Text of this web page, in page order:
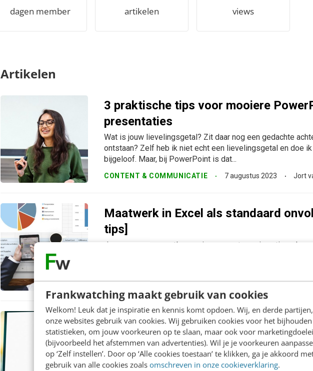
Frankwatching maakt gebruik van cookies
Welkom! Leuk dat je inspiratie en kennis komt opdoen. Wij, en derde
onze websites gebruik van cookies. Wij gebruiken cookies voor het
statistieken, om jouw voorkeuren op te slaan, maar ook voor
(bijvoorbeeld het afstemmen van advertenties). Wil je je voorkeuren
op ‘Zelf instellen’. Door op ‘Alle cookies toestaan’ te klikken, ga je akkoord
gebruik van alle cookies zoals omschreven in onze cookieverklaring.
dagen member artikelen views
Artikelen
3 praktische tips voor mooiere
presentaties
Wat is jouw lievelingsgetal? Zit daar nog een gedachte
ontstaan? Zelf heb ik niet echt een lievelingsgetal en doe
bijgeloof. Maar, bij PowerPoint is dat...
CONTENT & COMMUNICATIE 7 augustus 2023 Jort
Maatwerk in Excel als standaard
tips]
Jouw contacten vastleggen in een systeem, je acties
houdt en je data snel verwerken. Alle drie onderwerpen die
MARKETING 22 mei 2023 Jort van Woggelum
Bespaar tijd met herhalende
[how to]
Wil jij tijd besparen en efficiënter werken in Excel? Ontdek
gebruik van macro’s. Leer hoe je deze kunt opnemen,